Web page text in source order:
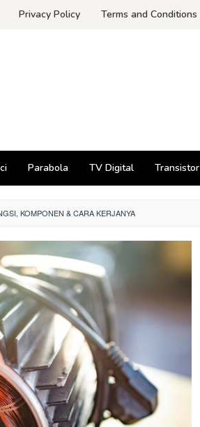
Privacy Policy Terms and Conditions
Parabola TV Digital Transistor
KOMPONEN & CARA KERJANYA